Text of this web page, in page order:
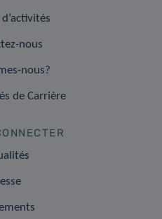
nous
nous?
de Carrière